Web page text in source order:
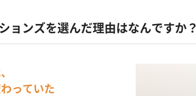
ョンズを選んだ理由はなんですか？
っていた